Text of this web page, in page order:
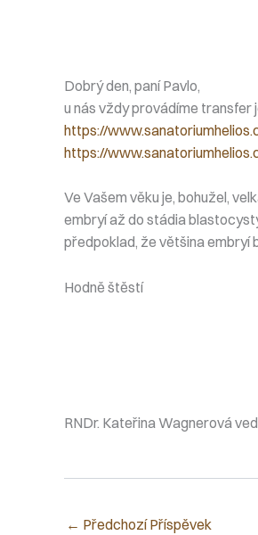
Dobrý den, paní Pavlo,
u nás vždy provádíme transfer
https://
https://
Ve Vašem věku je, bohužel,
embryí až do stádia
předpoklad, že většina embryí
Hodně štěstí
RNDr. Kateřina Wagnerová
← Předchozí Příspěvek